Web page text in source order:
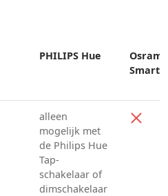
PHILIPS Hue
Osram
Smart+
alleen
mogelijk met
de Philips Hue
Tap-
schakelaar of
dimschakelaar